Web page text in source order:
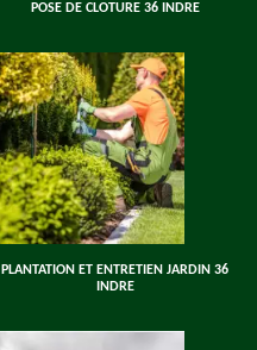
POSE DE CLOTURE 36 INDRE
PLANTATION ET ENTRETIEN JARDIN 36
INDRE